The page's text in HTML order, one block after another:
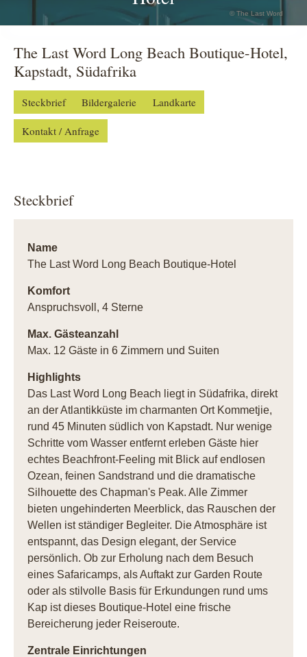
© The Last Word
The Last Word Long Beach Boutique-Hotel,
Kapstadt, Südafrika
Steckbrief Bildergalerie Landkarte
Kontakt / Anfrage
Steckbrief
Name
The Last Word Long Beach Boutique-Hotel
Komfort
Anspruchsvoll, 4 Sterne
Max. Gästeanzahl
Max. 12 Gäste in 6 Zimmern und Suiten
Highlights
Das Last Word Long Beach liegt in Südafrika, direkt
an der Atlantikküste im charmanten Ort Kommetjie,
rund 45 Minuten südlich von Kapstadt. Nur wenige
Schritte vom Wasser entfernt erleben Gäste hier
echtes Beachfront-Feeling mit Blick auf endlosen
Ozean, feinen Sandstrand und die dramatische
Silhouette des Chapman's Peak. Alle Zimmer
bieten ungehinderten Meerblick, das Rauschen der
Wellen ist ständiger Begleiter. Die Atmosphäre ist
entspannt, das Design elegant, der Service
persönlich. Ob zur Erholung nach dem Besuch
eines Safaricamps, als Auftakt zur Garden Route
oder als stilvolle Basis für Erkundungen rund ums
Kap ist dieses Boutique-Hotel eine frische
Bereicherung jeder Reiseroute.
Zentrale Einrichtungen